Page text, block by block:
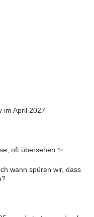
im April 2027
oft übersehen ✨
wann spüren wir, dass